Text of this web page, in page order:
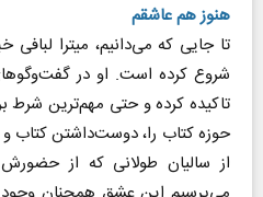
هنوز هم عاشقم
تا جایی که می‌دانیم، میترا
شروع کرده است. او در
تاکیده کرده و حتی مهم‌ترین شرط
حوزه کتاب را، دوست‌داشتن کتاب
از سالیان طولانی که از